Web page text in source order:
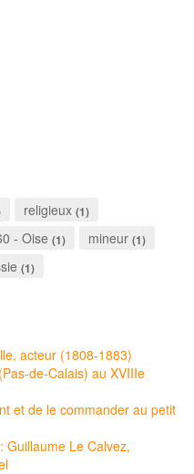
Surveillé par la Sûreté
- U comme Université
religieux (1)
- Oise (1) mineur (1)
(1)
acteur (1808-1883)
de-Calais) au XVIIIe
et de le commander au petit
Guillaume Le Calvez,